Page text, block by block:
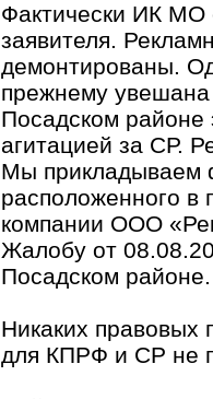
Фактически ИК МО
заявителя.
демонтированы.
прежнему
Посадском районе
агитацией за СР.
Мы прикладываем
расположенного
компании ООО
Жалобу от
Посадском районе.
Никаких правовых
для КПРФ и СР не